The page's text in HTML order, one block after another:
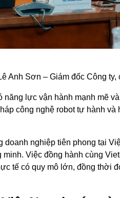
Anh Sơn – Giám đốc Công ty,
năng lực vận hành mạnh mẽ
công nghệ robot tự hành và
doanh nghiệp tiên phong tại
Việc đồng hành cùng
tế có quy mô lớn, đồng thời